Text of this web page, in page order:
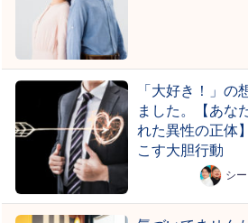
「大好き！」の
ました。【あな
れた異性の正体
こす大胆行動
シ